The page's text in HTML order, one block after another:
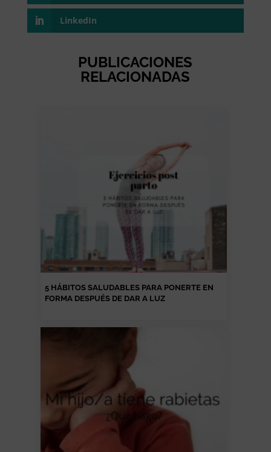
LinkedIn
PUBLICACIONES
RELACIONADAS
5 HÁBITOS SALUDABLES PARA PONERTE EN
FORMA DESPUÉS DE DAR A LUZ